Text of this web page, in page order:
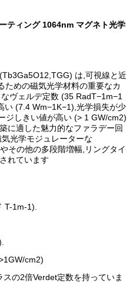
ティング 1064nm マグネト光学
は,可視線と近
ための磁気光学材料の重要なカ
ヴェルデ定数 (35 RadT−1m−1
い (7.4 Wm−1K−1),光学損失が少
ジしきい値が高い (> 1 GW/cm2)
に適した魅力的なファラデー回
光学モジュレーターな
その他の多段階増幅,リングタイ
れています
T-1m-1).
cm2)
の2倍Verdet定数を持っていま